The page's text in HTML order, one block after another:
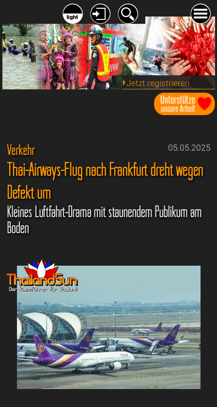
Jetzt registrieren
05.05.2025
Verkehr
Thai-Airways-Flug nach Frankfurt dreht wegen
Defekt um
Kleines Luftfahrt-Drama mit staunendem Publikum am
Boden